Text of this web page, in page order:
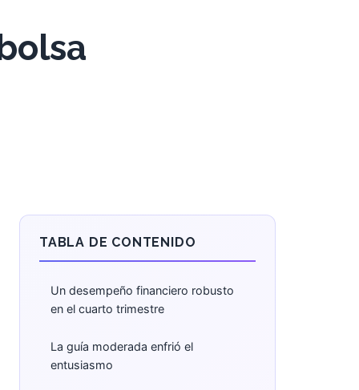
TABLA DE CONTENIDO
Un desempeño financiero robusto
en el cuarto trimestre
La guía moderada enfrió el
entusiasmo